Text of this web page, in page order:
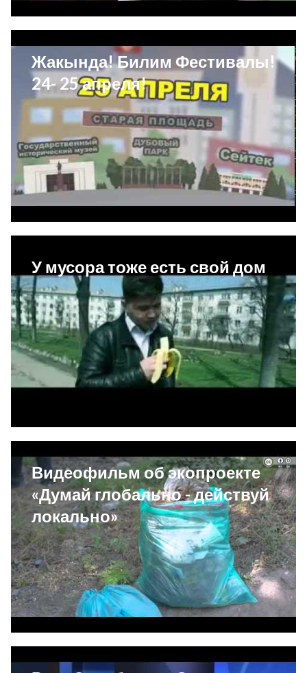
Жакында! Билим Фестивалы!
24- 25 апреля!
У мусора тоже есть свой дом
Видеофильм об экопроекте
«Думай глобально - действуй
локально»